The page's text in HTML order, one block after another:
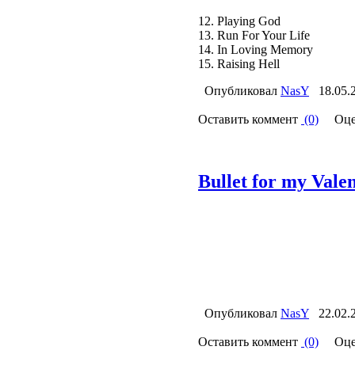
12. Playing God
13. Run For Your Life
14. In Loving Memory
15. Raising Hell
Опубликовал NasY
Оставить коммент (0)
Bullet for my
Опубликовал NasY
Оставить коммент (0)